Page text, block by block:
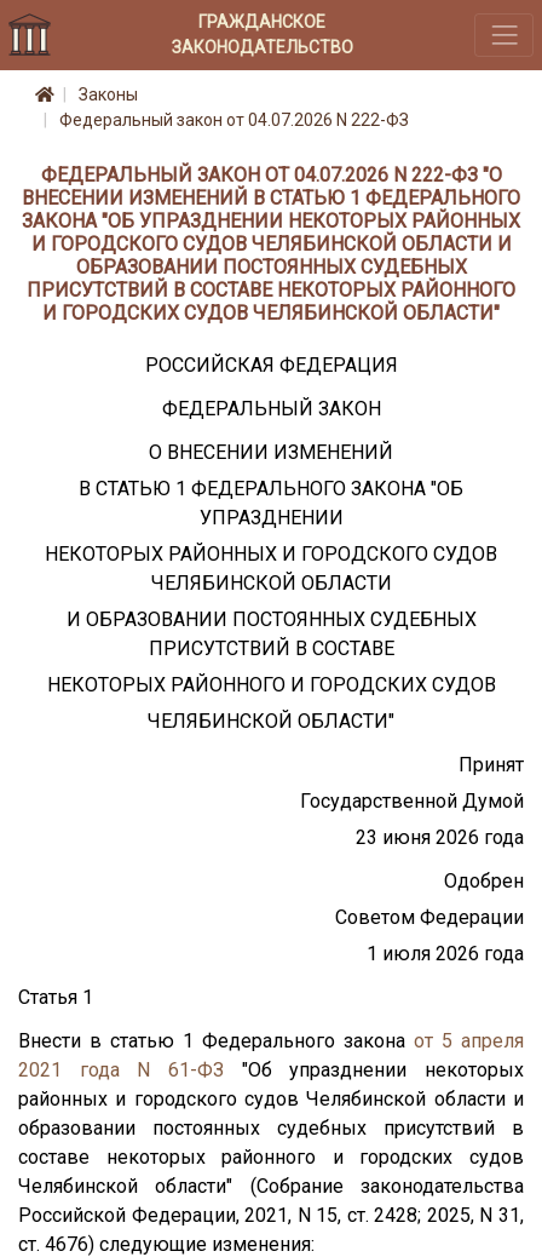
ГРАЖДАНСКОЕ
ЗАКОНОДАТЕЛЬСТВО
Законы
Федеральный закон от 04.07.2026 N 222-ФЗ
ФЕДЕРАЛЬНЫЙ ЗАКОН ОТ 04.07.2026 N 222-ФЗ "О
ВНЕСЕНИИ ИЗМЕНЕНИЙ В СТАТЬЮ 1 ФЕДЕРАЛЬНОГО
ЗАКОНА "ОБ УПРАЗДНЕНИИ НЕКОТОРЫХ РАЙОННЫХ
И ГОРОДСКОГО СУДОВ ЧЕЛЯБИНСКОЙ ОБЛАСТИ И
ОБРАЗОВАНИИ ПОСТОЯННЫХ СУДЕБНЫХ
ПРИСУТСТВИЙ В СОСТАВЕ НЕКОТОРЫХ РАЙОННОГО
И ГОРОДСКИХ СУДОВ ЧЕЛЯБИНСКОЙ ОБЛАСТИ"
РОССИЙСКАЯ ФЕДЕРАЦИЯ
ФЕДЕРАЛЬНЫЙ ЗАКОН
О ВНЕСЕНИИ ИЗМЕНЕНИЙ
В СТАТЬЮ 1 ФЕДЕРАЛЬНОГО ЗАКОНА "ОБ
УПРАЗДНЕНИИ
НЕКОТОРЫХ РАЙОННЫХ И ГОРОДСКОГО СУДОВ
ЧЕЛЯБИНСКОЙ ОБЛАСТИ
И ОБРАЗОВАНИИ ПОСТОЯННЫХ СУДЕБНЫХ
ПРИСУТСТВИЙ В СОСТАВЕ
НЕКОТОРЫХ РАЙОННОГО И ГОРОДСКИХ СУДОВ
ЧЕЛЯБИНСКОЙ ОБЛАСТИ"
Принят
Государственной Думой
23 июня 2026 года
Одобрен
Советом Федерации
1 июля 2026 года
Статья 1
Внести в статью 1 Федерального закона от 5 апреля
2021 года N 61-ФЗ "Об упразднении некоторых
районных и городского судов Челябинской области и
образовании постоянных судебных присутствий в
составе некоторых районного и городских судов
Челябинской области" (Собрание законодательства
Российской Федерации, 2021, N 15, ст. 2428; 2025, N 31,
ст. 4676) следующие изменения: